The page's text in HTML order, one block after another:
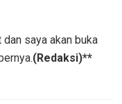
saya akan buka
(Redaksi)**